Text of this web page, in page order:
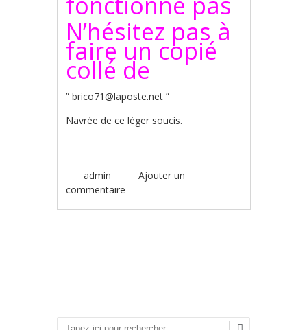
N’hésitez pas à
faire un copié
collé de
” brico71@laposte.net ”
Navrée de ce léger soucis.
admin
Ajouter un
commentaire